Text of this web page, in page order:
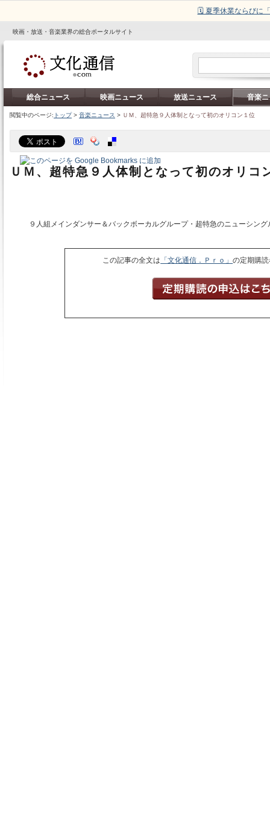
🗓️ 夏季休業ならびに
映画・放送・音楽業界の総合ポータルサイト
総合ニュース 映画ニュース 放送ニュース 音楽
閲覧中のページ: トップ> 音楽ニュース > ＵＭ、超特急９人体制となって初のオリコン１位
ＵＭ、超特急９人体制となって初のオリコ
９人組メインダンサー＆バックボーカルグループ・超特急のニューシング
この記事の全文は 「文化通信．Ｐｒｏ」の定期購